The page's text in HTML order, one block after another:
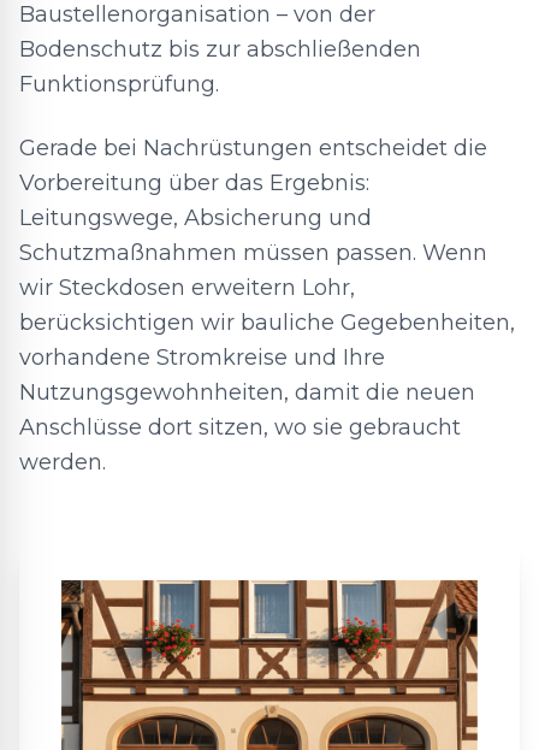
Baustellenorganisation – von der
Bodenschutz bis zur abschließenden
Funktionsprüfung.
Gerade bei Nachrüstungen entscheidet die
Vorbereitung über das Ergebnis:
Leitungswege, Absicherung und
Schutzmaßnahmen müssen passen. Wenn
wir Steckdosen erweitern Lohr,
berücksichtigen wir bauliche Gegebenheiten,
vorhandene Stromkreise und Ihre
Nutzungsgewohnheiten, damit die neuen
Anschlüsse dort sitzen, wo sie gebraucht
werden.